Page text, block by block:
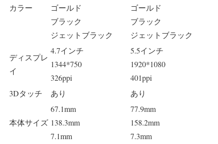
カラー
ゴールド
ブラック
ジェットブラック
ゴールド
ブラック
ジェットブラック
ディスプレ
イ
4.7インチ
1344*750
326ppi
5.5インチ
1920*1080
401ppi
3Dタッチ
あり あり
本体サイズ
67.1mm
138.3mm
7.1mm
77.9mm
158.2mm
7.3mm